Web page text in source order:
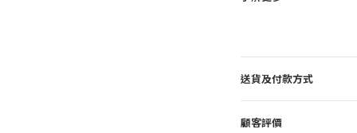
送貨及付款方式
顧客評價